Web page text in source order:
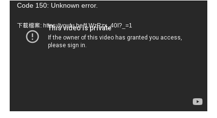
視Code 150: Unknown error.
下載檔案: https://youtu.be/tLWzRzx_40I?_=1